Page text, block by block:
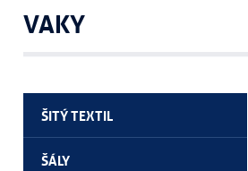
VAKY
ŠITÝ TEXTIL
ŠÁLY